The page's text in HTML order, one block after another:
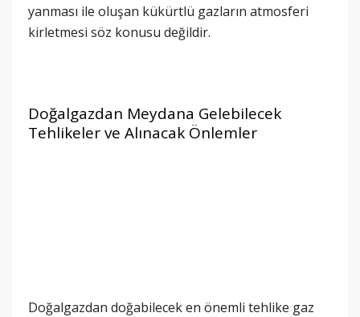
yanması ile oluşan kükürtlü gazların atmosferi
kirletmesi söz konusu değildir.
Doğalgazdan Meydana Gelebilecek
Tehlikeler ve Alınacak Önlemler
Doğalgazdan doğabilecek en önemli tehlike gaz